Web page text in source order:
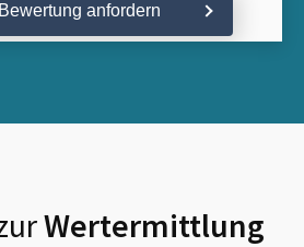
anfordern
Wertermittlung